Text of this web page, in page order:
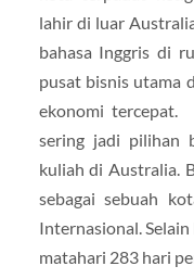
lahir di luar
bahasa Inggris di
pusat bisnis utama
ekonomi tercepat.
sering jadi pilihan
kuliah di Australia.
sebagai sebuah
Internasional.
matahari 283 hari